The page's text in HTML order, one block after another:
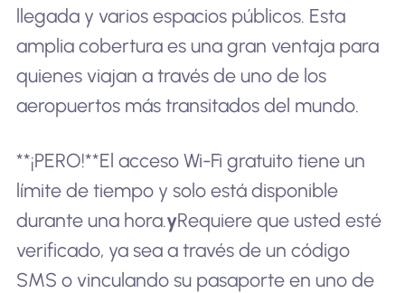
llegada y varios espacios públicos. Esta
amplia cobertura es una gran ventaja para
quienes viajan a través de uno de los
aeropuertos más transitados del mundo.
**¡PERO!**El acceso Wi-Fi gratuito tiene un
límite de tiempo y solo está disponible
durante una hora.yRequiere que usted esté
verificado, ya sea a través de un código
SMS o vinculando su pasaporte en uno de